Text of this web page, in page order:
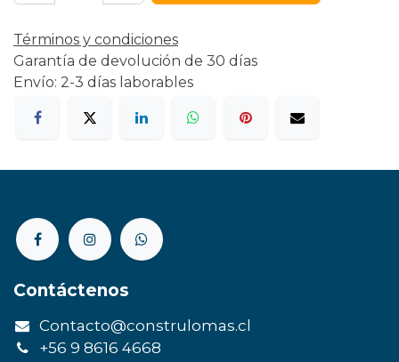
Términos y condiciones
Garantía de devolución de 30 días
Envío: 2-3 días laborables
Contáctenos
Contacto@construlomas.cl
+56 9 8616 4668